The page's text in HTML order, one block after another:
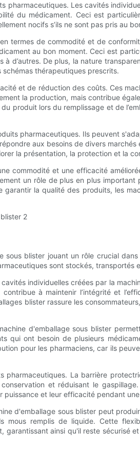
pharmaceutiques. Les cavités
du médicament. Ceci est
nocifs s’ils ne sont pas pris au
termes de commodité et de
au bon moment. Ceci est
d’autres. De plus, la nature
thérapeutiques prescrits.
et de réduction des coûts. Ces
la production, mais contribue
produit lors du remplissage et de
pharmaceutiques. Ils peuvent
aux besoins de divers
la présentation, la protection et la
commodité et une efficacité
un rôle de plus en plus
garantir la qualité des produits, les
blister jouant un rôle crucial
sont stockés, transportés
individuelles créées par la
à maintenir l’intégrité et
blister rassure les
d'emballage sous blister
qui ont besoin de plusieurs
pour les pharmaciens, car ils
pharmaceutiques. La barrière
et réduisant le
puissance et leur efficacité pendant
d'emballage sous blister peut
mous remplis de liquide. Cette
ainsi qu'il reste sécurisé